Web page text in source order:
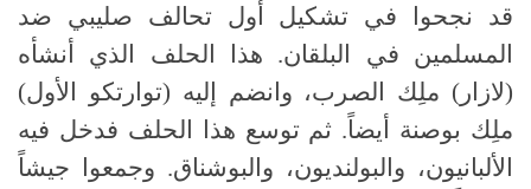
قد نجحوا في تشكيل أول تحالف صليبي ضد
المسلمين في البلقان. هذا الحلف الذي أنشأه
(لازار) ملِك الصرب، وانضم إليه (توارتكو الأول)
ملِك بوصنة أيضاً. ثم توسع هذا الحلف فدخل فيه
الألبانيون، والبولنديون، والبوشناق. وجمعوا جيشاً